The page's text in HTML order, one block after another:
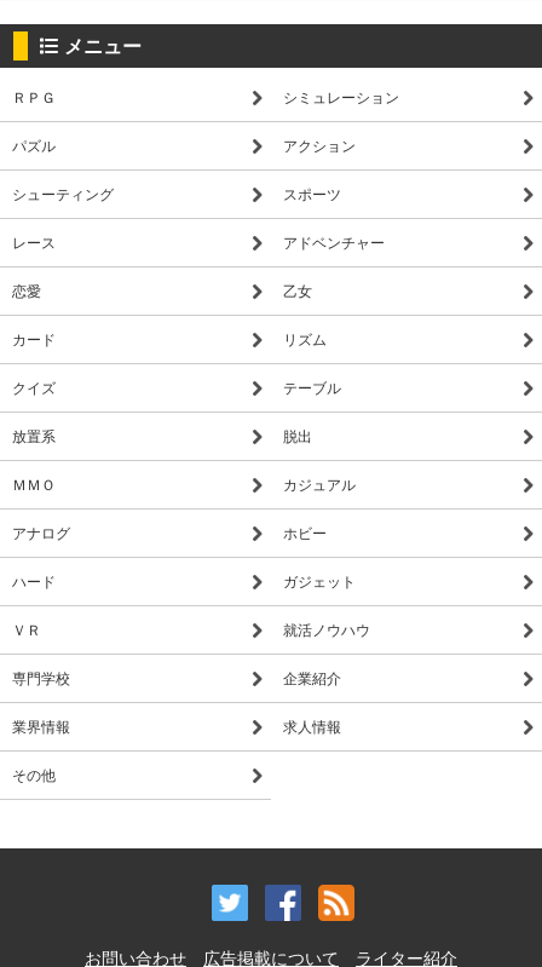
メニュー
ＲＰＧ シミュレーション
パズル アクション
シューティング スポーツ
レース アドベンチャー
恋愛 乙女
カード リズム
クイズ テーブル
放置系 脱出
ＭＭＯ カジュアル
アナログ ホビー
ハード ガジェット
ＶＲ 就活ノウハウ
専門学校 企業紹介
業界情報 求人情報
その他
お問い合わせ 広告掲載について ライター紹介